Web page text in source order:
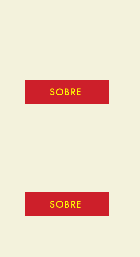
SOBRE
SOBRE